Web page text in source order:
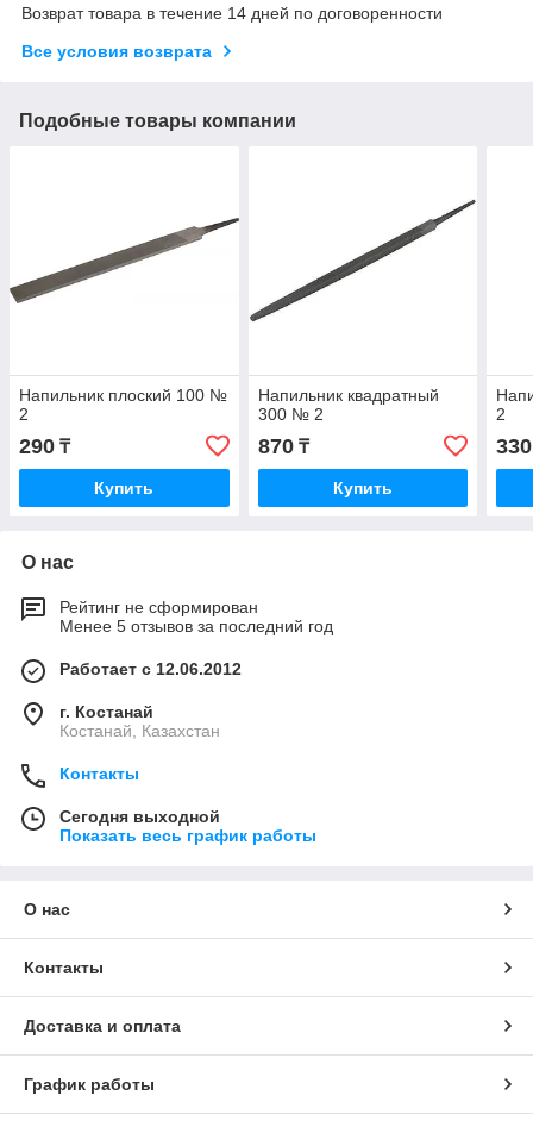
Возврат товара в течение 14 дней по договоренности
Все условия возврата
Подобные товары компании
Напильник плоский 100 №
2
290 ₸
Купить
Напильник квадратный
300 № 2
870₸
Купить
2
330
О нас
Рейтинг не сформирован
Менее 5 отзывов за последний год
Работает с 12.06.2012
г. Костанай
Костанай, Казахстан
Контакты
Сегодня выходной
Показать весь график работы
О нас
Контакты
Доставка и оплата
График работы